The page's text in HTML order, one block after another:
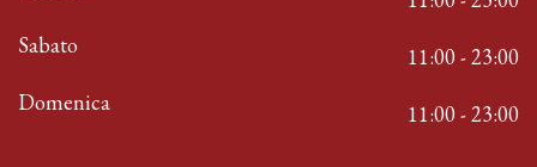
Sabato
11:00 - 23:00
Domenica
11:00 - 23:00